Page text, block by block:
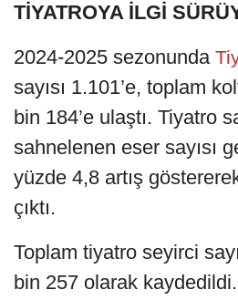
TİYATROYA İLGİ
2024-2025 sezonunda
sayısı 1.101’e, toplam
bin 184’e ulaştı. Tiyatro
sahnelenen eser sayısı
yüzde 4,8 artış
çıktı.
Toplam tiyatro seyirci
bin 257 olarak